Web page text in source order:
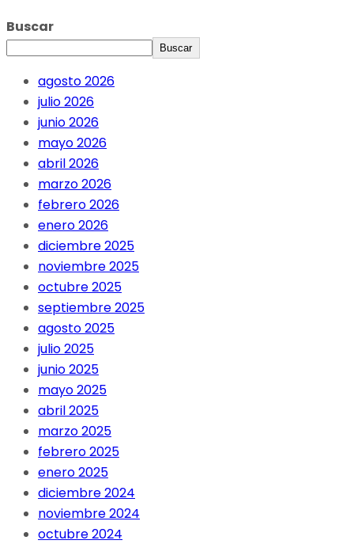
Buscar
Buscar
agosto 2026
julio 2026
junio 2026
mayo 2026
abril 2026
marzo 2026
febrero 2026
enero 2026
diciembre 2025
noviembre 2025
octubre 2025
septiembre 2025
agosto 2025
julio 2025
junio 2025
mayo 2025
abril 2025
marzo 2025
febrero 2025
enero 2025
diciembre 2024
noviembre 2024
octubre 2024